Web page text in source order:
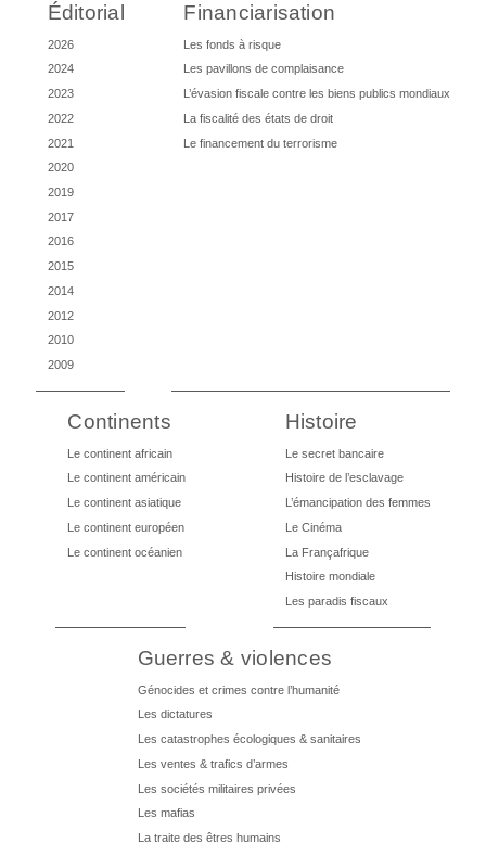
Éditorial
2026
2024
2023
2022
2021
2020
2019
2017
2016
2015
2014
2012
2010
2009
Financiarisation
Les fonds à risque
Les pavillons de complaisance
L’évasion fiscale contre les biens publics mondiaux
La fiscalité des états de droit
Le financement du terrorisme
Continents
Le continent africain
Le continent américain
Le continent asiatique
Le continent européen
Le continent océanien
Histoire
Le secret bancaire
Histoire de l’esclavage
L’émancipation des femmes
Le Cinéma
La Françafrique
Histoire mondiale
Les paradis fiscaux
Guerres & violences
Génocides et crimes contre l’humanité
Les dictatures
Les catastrophes écologiques & sanitaires
Les ventes & trafics d’armes
Les sociétés militaires privées
Les mafias
La traite des êtres humains